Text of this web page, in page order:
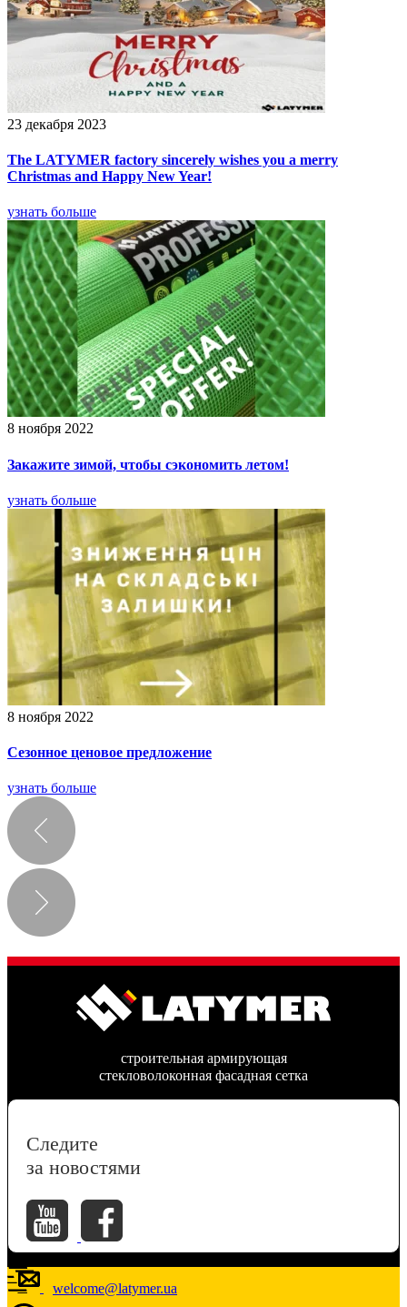
23 декабря 2023
The LATYMER factory sincerely wishes you a merry
Christmas and Happy New Year!
узнать больше
8 ноября 2022
Закажите зимой, чтобы сэкономить летом!
узнать больше
8 ноября 2022
Сезонное ценовое предложение
узнать больше
строительная армирующая
стекловолоконная фасадная сетка
Следите
за новостями
welcome@latymer.ua